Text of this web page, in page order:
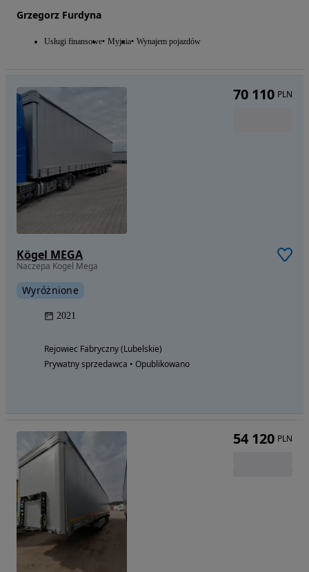
Grzegorz Furdyna
Usługi finansowe Myjnia Wynajem pojazdów
Kögel MEGA
Naczepa Kogel Mega
Wyróżnione
2021
Rejowiec Fabryczny (Lubelskie)
Prywatny sprzedawca • Opublikowano
70 110 PLN
54 120 PLN